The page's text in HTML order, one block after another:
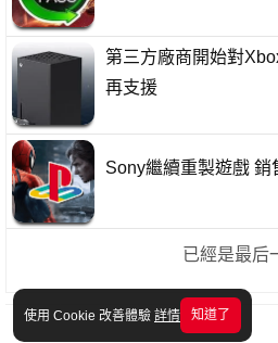
使用 Cookie 改善體驗 詳情 知道了
第三方廠商開始對
再支援
Sony繼續重製遊戲 銷
已經是最后